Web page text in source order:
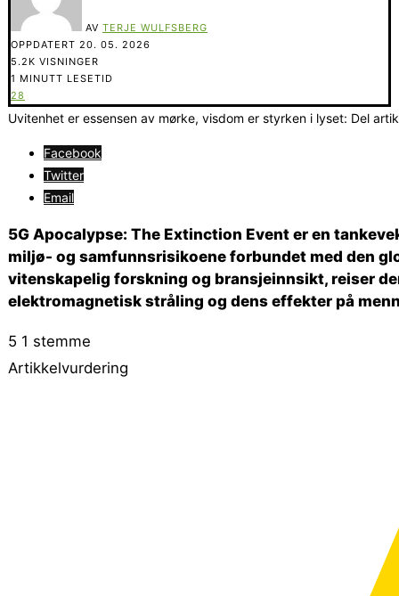
AV TERJE WULFSBERG
OPPDATERT 20. 05. 2026
5.2K VISNINGER
1 MINUTT LESETID
28
Uvitenhet er essensen av mørke, visdom er styrken i lyset: Del
Facebook
Twitter
Email
5G Apocalypse: The Extinction Event er en
miljø- og samfunnsrisikoene forbundet med den
vitenskapelig forskning og bransjeinnsikt, reiser
elektromagnetisk stråling og dens effekter på
5 1 stemme
Artikkelvurdering